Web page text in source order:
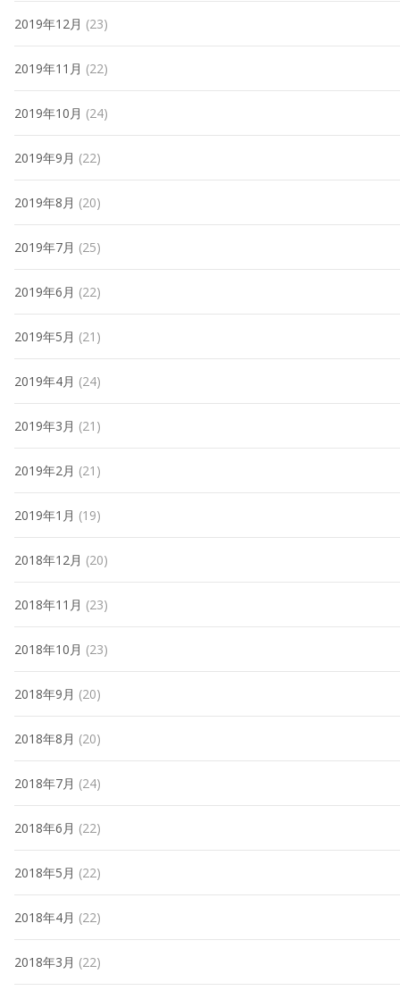
2019年12月 (23)
2019年11月 (22)
2019年10月 (24)
2019年9月 (22)
2019年8月 (20)
2019年7月 (25)
2019年6月 (22)
2019年5月 (21)
2019年4月 (24)
2019年3月 (21)
2019年2月 (21)
2019年1月 (19)
2018年12月 (20)
2018年11月 (23)
2018年10月 (23)
2018年9月 (20)
2018年8月 (20)
2018年7月 (24)
2018年6月 (22)
2018年5月 (22)
2018年4月 (22)
2018年3月 (22)